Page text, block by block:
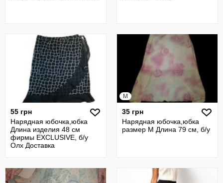
55 грн
Нарядная юбочка,юбка
Длина изделия 48 см
фирмы EXCLUSIVE, б/у
Олх Доставка
M
35 грн
Нарядная юбочка,юбка
размер М Длина 79 см, б/у